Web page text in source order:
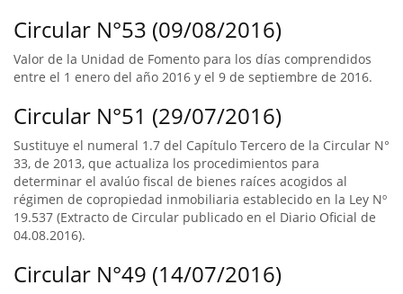
Circular N°53 (09/08/2016)
Valor de la Unidad de Fomento para los días comprendidos
entre el 1 enero del año 2016 y el 9 de septiembre de 2016.
Circular N°51 (29/07/2016)
Sustituye el numeral 1.7 del Capítulo Tercero de la Circular N°
33, de 2013, que actualiza los procedimientos para
determinar el avalúo fiscal de bienes raíces acogidos al
régimen de copropiedad inmobiliaria establecido en la Ley Nº
19.537 (Extracto de Circular publicado en el Diario Oficial de
04.08.2016).
Circular N°49 (14/07/2016)